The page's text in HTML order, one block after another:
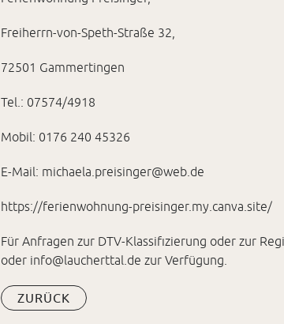
Freiherrn-von-Speth-Straße 32,
72501 Gammertingen
Tel.: 07574/4918
Mobil: 0176 240 45326
E-Mail: michaela.preisinger@web.de
https://ferienwohnung-preisinger.my.canva.site/
Für Anfragen zur DTV-Klassifizierung oder zur
oder info@laucherttal.de zur Verfügung.
ZURÜCK